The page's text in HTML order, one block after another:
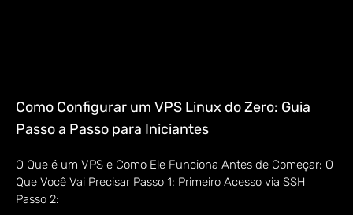
Como Configurar um VPS Linux do Zero: Guia
Passo a Passo para Iniciantes
O Que é um VPS e Como Ele Funciona Antes de Começar: O
Que Você Vai Precisar Passo 1: Primeiro Acesso via SSH
Passo 2: